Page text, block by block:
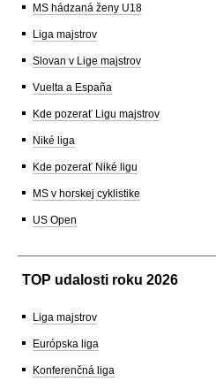
MS hádzaná ženy U18
Liga majstrov
Slovan v Lige majstrov
Vuelta a España
Kde pozerať Ligu majstrov
Niké liga
Kde pozerať Niké ligu
MS v horskej cyklistike
US Open
TOP udalosti roku 2026
Liga majstrov
Európska liga
Konferenčná liga